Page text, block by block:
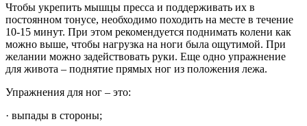
Чтобы укрепить мышцы пресса и поддерживать их в
постоянном тонусе, необходимо походить на месте в течение
10-15 минут. При этом рекомендуется поднимать колени как
можно выше, чтобы нагрузка на ноги была ощутимой. При
желании можно задействовать руки. Еще одно упражнение
для живота – поднятие прямых ног из положения лежа.
Упражнения для ног – это:
· выпады в стороны;